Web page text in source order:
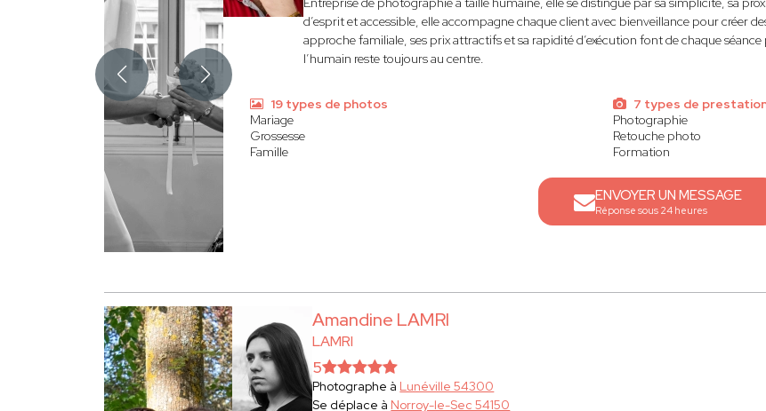
d’esprit et accessible, elle accompagne chaque client avec bienveillance pour créer
approche familiale, ses prix attractifs et sa rapidité d’exécution font de chaque
l’humain reste toujours au centre.
19 types de photos
Mariage
Grossesse
Famille
7 types de
Photographie
Retouche photo
Formation
ENVOYER UN MESSAGE
Réponse sous 24 heures
Amandine LAMRI
LAMRI
5
Photographe à Lunéville 54300
Se déplace à Norroy-le-Sec 54150